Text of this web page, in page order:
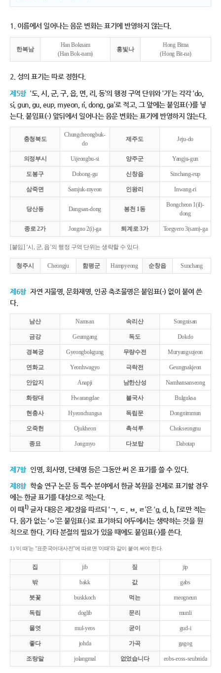
1. 이름에서 일어나는 음운 변화는 표기에 반영하지 않는다.
한복남
Han Boknam
(Han Bok-nam)
홍빛나
Hong Bitna
(Hong Bit-na)
2. 성의 표기는 따로 정한다.
제5항 ‘도, 시, 군, 구, 읍, 면, 리, 동’의 행정 구역 단위와 ‘가’는 각각 ‘do,
si, gun, gu, eup, myeon, ri, dong, ga’로 적고, 그 앞에는 붙임표(-)를 넣
는다. 붙임표(-) 앞뒤에서 일어나는 음운 변화는 표기에 반영하지 않는다.
충청북도
Chungcheongbuk-
do
제주도 Jeju-do
의정부시 Uijeongbu-si 양주군 Yangju-gun
도봉구 Dobong-gu 신창읍 Sinchang-eup
삼죽면 Samjuk-myeon 인왕리 Inwang-ri
당산동 Dangsan-dong 봉천 1동
Bongcheon 1(il)-
dong
종로 2가 Jongno 2(i)-ga 퇴계로 3가 Toegyero 3(sam)-ga
[붙임] ‘시, 군, 읍’의 행정 구역 단위는 생략할 수 있다.
청주시 Cheongju 함평군 Hampyeong 순창읍 Sunchang
제6항 자연 지물명, 문화재명, 인공 축조물명은 붙임표(-) 없이 붙여 쓴
다.
남산 Namsan 속리산 Songnisan
금강 Geumgang 독도 Dokdo
경복궁 Gyeongbokgung 무량수전 Muryangsujeon
연화교 Yeonhwagyo 극락전 Geungnakjeon
안압지 Anapji 남한산성 Namhansanseong
화랑대 Hwarangdae 불국사 Bulguksa
현충사 Hyeonchungsa 독립문 Dongnimmun
오죽헌 Ojukheon 촉석루 Chokseongnu
종묘 Jongmyo 다보탑 Dabotap
제7항 인명, 회사명, 단체명 등은 그동안 써 온 표기를 쓸 수 있다.
제8항 학술 연구 논문 등 특수 분야에서 한글 복원을 전제로 표기할 경우
에는 한글 표기를 대상으로 적는다.
이 때1)글자 대응은 제2장을 따르되 ‘ㄱ, ㄷ, ㅂ, ㄹ’은 ‘g, d, b, l’로만 적는
다. 음가 없는 ‘ㅇ’은 붙임표(-)로 표기하되 어두에서는 생략하는 것을 원
칙으로 한다. 기타 분절의 필요가 있을 때에도 붙임표(-)를 쓴다.
1) '이 때'는 "표준국어대사전"에 따르면 '이때'와 같이 붙여 써야 한다.
집 jib 짚 jip
밖 bakk 값 gabs
붓꽃 buskkoch 먹는 meogneun
독립 doglib 문리 munli
물엿 mul-yeos 굳이 gud-i
좋다 johda 가곡 gagog
조랑말 jolangmal 없었습니다 eobs-eoss-seubnida